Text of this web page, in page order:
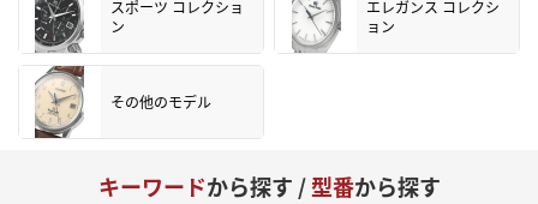
スポーツ コレクショ
ン
エレガンス コレクシ
ョン
その他のモデル
キーワードから探す /型番から探す